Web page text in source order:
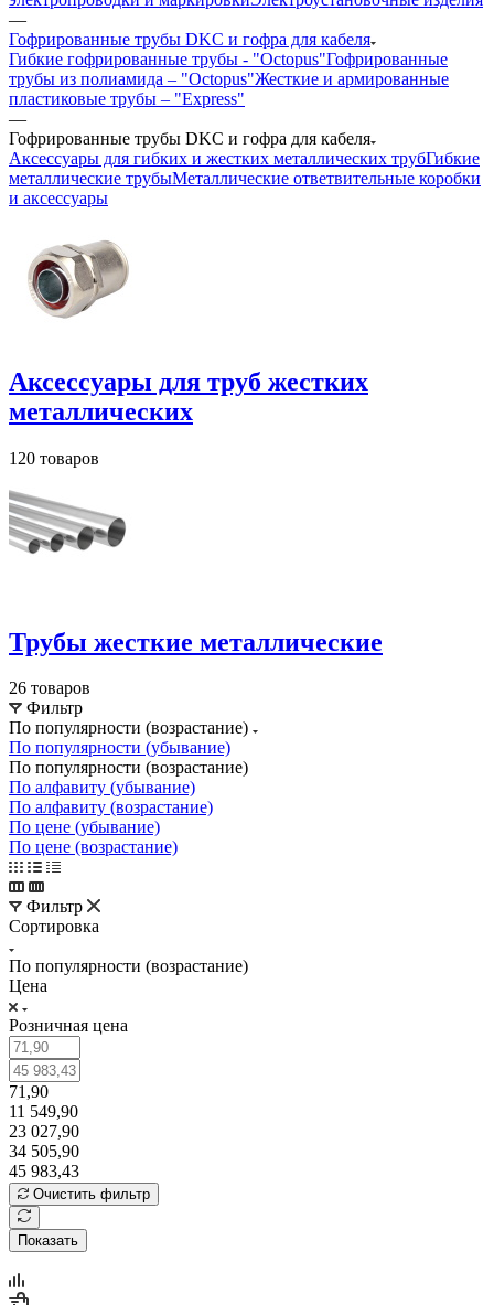
—
Гофрированные трубы DKC и гофра для кабеля
Гибкие гофрированные трубы - "Octopus"Гофрированные
трубы из полиамида – "Octopus"Жесткие и армированные
пластиковые трубы – "Express"
—
Гофрированные трубы DKC и гофра для кабеля
Аксессуары для гибких и жестких металлических трубГибкие
металлические трубыМеталлические ответвительные коробки
и аксессуары
Аксессуары для труб жестких
металлических
120 товаров
Трубы жесткие металлические
26 товаров
Фильтр
По популярности (возрастание)
По популярности (убывание)
По популярности (возрастание)
По алфавиту (убывание)
По алфавиту (возрастание)
По цене (убывание)
По цене (возрастание)
Фильтр
Сортировка
По популярности (возрастание)
Цена
Розничная цена
71,90
11 549,90
23 027,90
34 505,90
45 983,43
Очистить фильтр
Показать